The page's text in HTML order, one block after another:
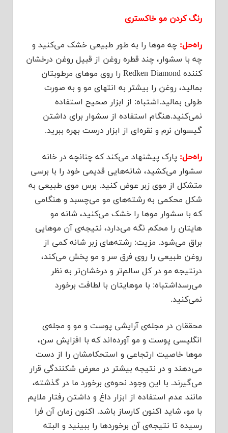
رنگ کردن مو خاکستری
راه‌حل: چه موها را به طور طبیعی خشک می‌کنید و
چه با سشوار، چند قطره روغن از قبیل روغن درخشان
کننده‌ Redken Diamond را روی موهای مرطوبتان
بمالید، روغن را بیشتر به انتهای مو و به صورت
طولی بمالید.اشتباه: از ابزار صحیح استفاده
نمی‌کنید.هنگام استفاده از سشوار برای داشتن
گیسوان نرم و نقره‌ای از ابزار درست بهره ببرید.
راه‌حل: پارک پیشنهاد می‌کند که چنانچه در خانه
سشوار می‌کشید، شانه‌‌هایی قدیمی خود را با برسی
متشکل از موی زبر عوض کنید. برس موی طبیعی به
شکل محکمی به رشته‌های مو می‌چسبد و هنگامی
که با سشوار موها را خشک می‌کنید، شانه مو
هایتان را محکم نگه می‌دارد، نتیجه‌ی آن موهایی
براق می‌شود. مزیت: رشته‌های زبر شانه کمی از
روغن‌ طبیعی را روی فرق سر و مو پخش می‌کند،
درنتیجه مو در کل سالم‌تر و درخشان‌تر به ‌نظر
می‌رسداشتباه: با موهایتان با لطافت برخورد
نمی‌کنید.
محققان در مجله‌ی آرایشی پوست و مو و مجله‌ی
انگلیسی پوست و مو آورده‌اند که با افزایش سن،
موها خاصیت ارتجاعی و استحکامشان را از دست
می‌دهند و در نتیجه بیشتر در معرض شکنندگی قرار
می‌گیرند. با این وجود نحوه‌ی برخورد ما در گذشته،
مانند عدم استفاده از ابزار داغ و داشتن رفتار ملایم
با مو، شاید اکنون کارساز باشد. اکنون زمان آن فرا
رسیده تا نتیجه‌ی آن برخوردها را ببینید و البته